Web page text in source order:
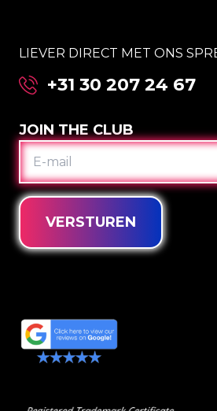
LIEVER DIRECT MET ONS
+31 30 207 24 67
JOIN THE CLUB
E-
MAIL
VERSTUREN